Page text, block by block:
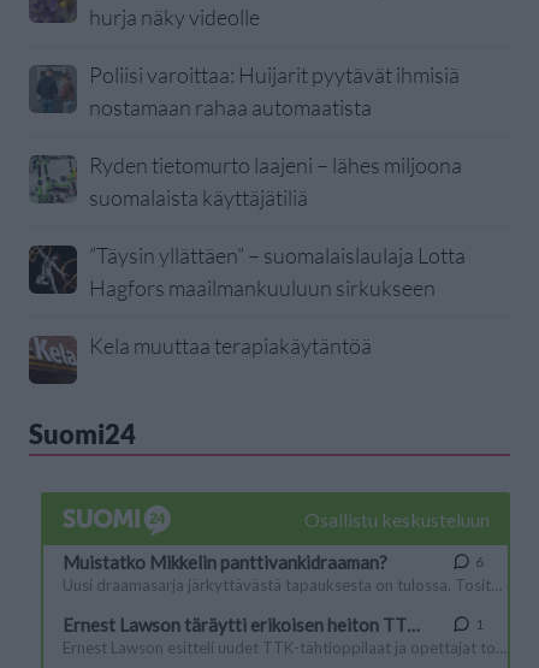
hurja näky videolle
Poliisi varoittaa: Huijarit pyytävät ihmisiä
nostamaan rahaa automaatista
Ryden tietomurto laajeni – lähes miljoona
suomalaista käyttäjätiliä
”Täysin yllättäen” – suomalaislaulaja Lotta
Hagfors maailmankuuluun sirkukseen
Kela muuttaa terapiakäytäntöä
Suomi24